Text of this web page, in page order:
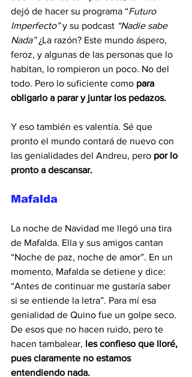
dejó de hacer su programa “Futuro
Imperfecto” y su podcast “Nadie sabe
Nada” ¿La razón? Este mundo áspero,
feroz, y algunas de las personas que lo
habitan, lo rompieron un poco. No del
todo. Pero lo suficiente como para
obligarlo a parar y juntar los pedazos.
Y eso también es valentía. Sé que
pronto el mundo contará de nuevo con
las genialidades del Andreu, pero por lo
pronto a descansar.
Mafalda
La noche de Navidad me llegó una tira
de Mafalda. Ella y sus amigos cantan
“Noche de paz, noche de amor”. En un
momento, Mafalda se detiene y dice:
“Antes de continuar me gustaría saber
si se entiende la letra”. Para mí esa
genialidad de Quino fue un golpe seco.
De esos que no hacen ruido, pero te
hacen tambalear, les confieso que lloré,
pues claramente no estamos
entendiendo nada.